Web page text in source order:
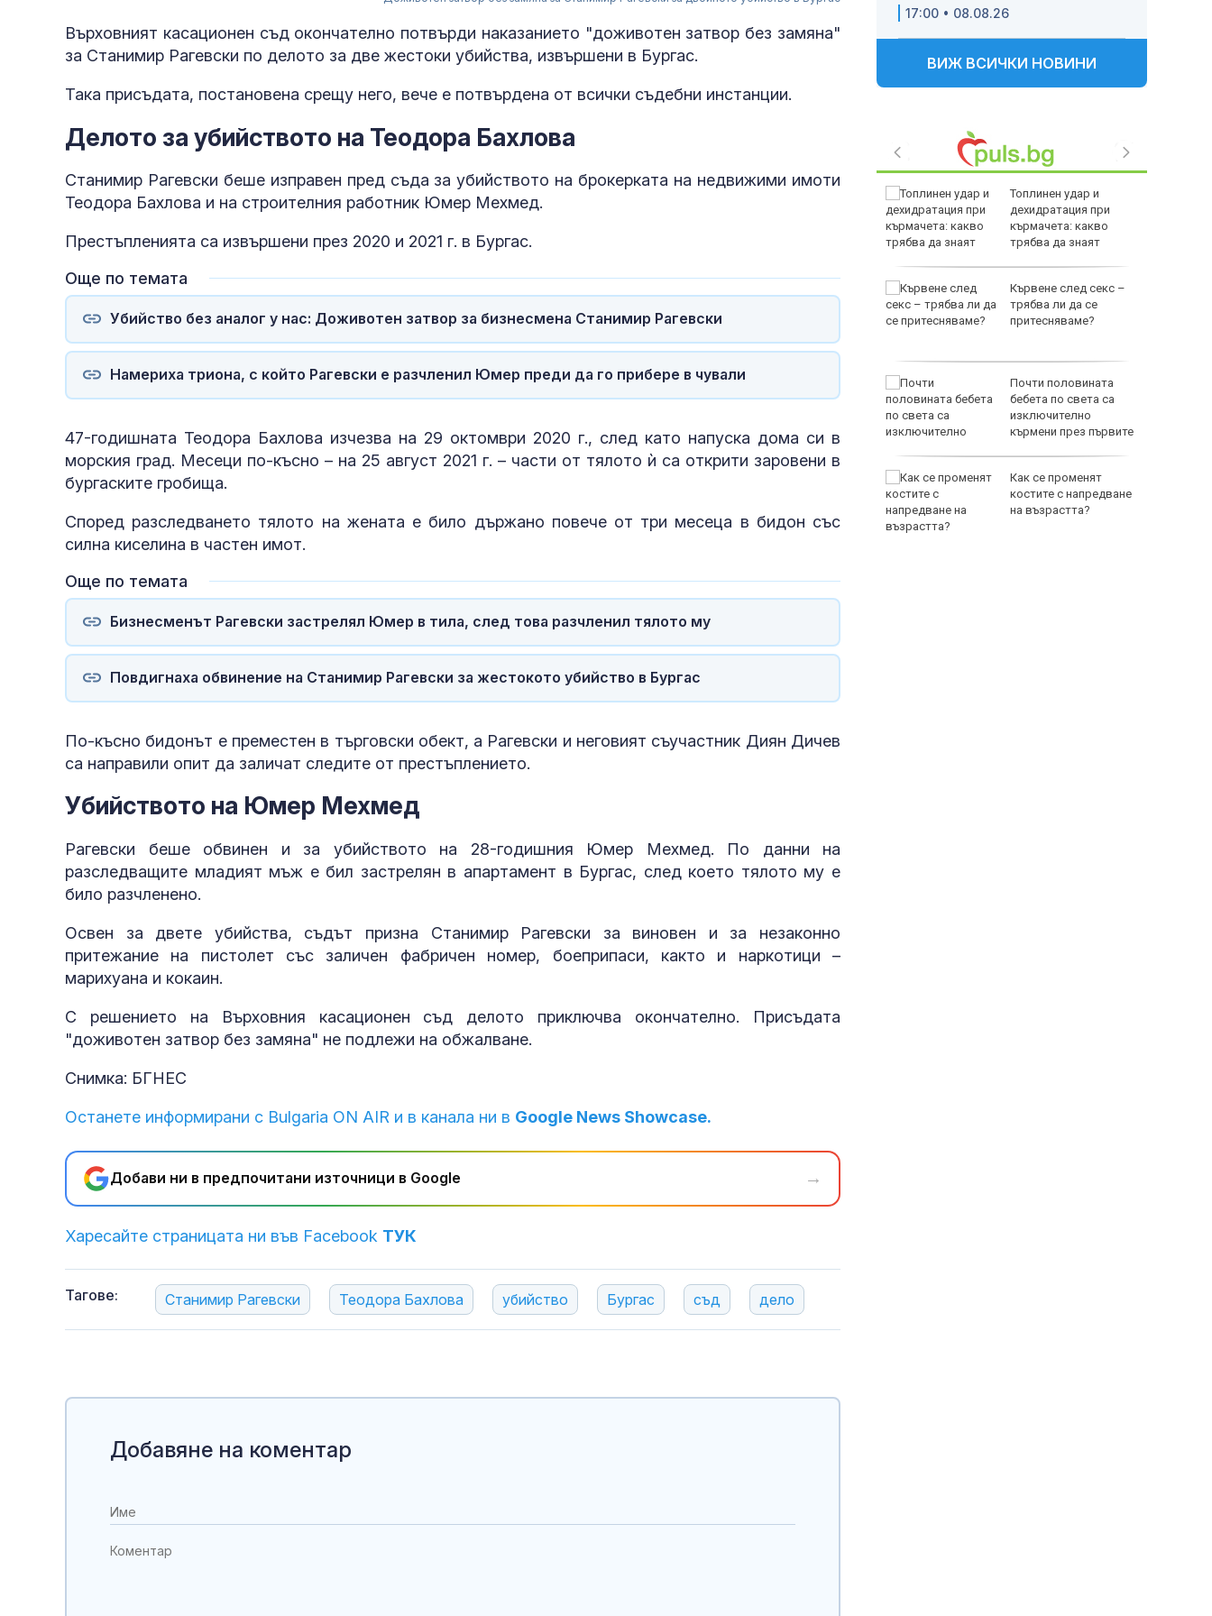
Върховният касационен съд окончателно потвърди наказанието "доживотен затвор без замяна"
за Станимир Рагевски по делото за две жестоки убийства, извършени в Бургас.
Така присъдата, постановена срещу него, вече е потвърдена от всички съдебни инстанции.
Делото за убийството на Теодора Бахлова
Станимир Рагевски беше изправен пред съда за убийството на брокерката на недвижими имоти
Теодора Бахлова и на строителния работник Юмер Мехмед.
Престъпленията са извършени през 2020 и 2021 г. в Бургас.
Още по темата
Убийство без аналог у нас: Доживотен затвор за бизнесмена Станимир Рагевски
Намериха триона, с който Рагевски е разчленил Юмер преди да го прибере в чували
47-годишната Теодора Бахлова изчезва на 29 октомври 2020 г., след като напуска дома си в
морския град. Месеци по-късно – на 25 август 2021 г. – части от тялото ѝ са открити заровени в
бургаските гробища.
Според разследването тялото на жената е било държано повече от три месеца в бидон със
силна киселина в частен имот.
Още по темата
Бизнесменът Рагевски застрелял Юмер в тила, след това разчленил тялото му
Повдигнаха обвинение на Станимир Рагевски за жестокото убийство в Бургас
По-късно бидонът е преместен в търговски обект, а Рагевски и неговият съучастник Диян Дичев
са направили опит да заличат следите от престъплението.
Убийството на Юмер Мехмед
Рагевски беше обвинен и за убийството на 28-годишния Юмер Мехмед. По данни на
разследващите младият мъж е бил застрелян в апартамент в Бургас, след което тялото му е
било разчленено.
Освен за двете убийства, съдът призна Станимир Рагевски за виновен и за незаконно
притежание на пистолет със заличен фабричен номер, боеприпаси, както и наркотици –
марихуана и кокаин.
С решението на Върховния касационен съд делото приключва окончателно. Присъдата
"доживотен затвор без замяна" не подлежи на обжалване.
Снимка: БГНЕС
Останете информирани с Bulgaria ON AIR и в канала ни в Google News Showcase.
Добави ни в предпочитани източници в Google →
Харесайте страницата ни във Facebook ТУК
Тагове: Станимир Рагевски Теодора Бахлова убийство Бургас съд дело
17:00 • 08.08.26
ВИЖ ВСИЧКИ НОВИНИ
следят за незаконни
чадъри и ограничен достъп
Рецептата Dnes:
Бананов кекс с
умишлен инцидент
Топлинен удар и
дехидратация при
кърмачета: какво
трябва да знаят
Кървене след секс –
трябва ли да се
притесняваме?
Почти половината
бебета по света са
изключително
кърмени през първите
Как се променят
костите с напредване
на възрастта?
Добавяне на коментар